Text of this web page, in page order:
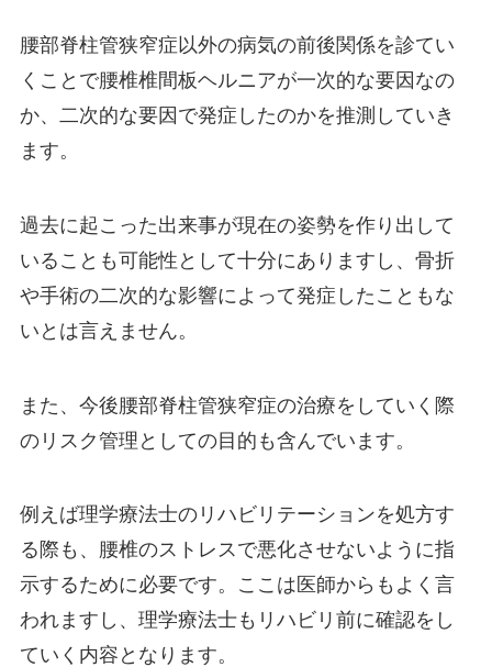
腰部脊柱管狭窄症以外の病気の前後関係を診てい
くことで腰椎椎間板ヘルニアが一次的な要因なの
か、二次的な要因で発症したのかを推測していき
ます。
過去に起こった出来事が現在の姿勢を作り出して
いることも可能性として十分にありますし、骨折
や手術の二次的な影響によって発症したこともな
いとは言えません。
また、今後腰部脊柱管狭窄症の治療をしていく際
のリスク管理としての目的も含んでいます。
例えば理学療法士のリハビリテーションを処方す
る際も、腰椎のストレスで悪化させないように指
示するために必要です。ここは医師からもよく言
われますし、理学療法士もリハビリ前に確認をし
ていく内容となります。